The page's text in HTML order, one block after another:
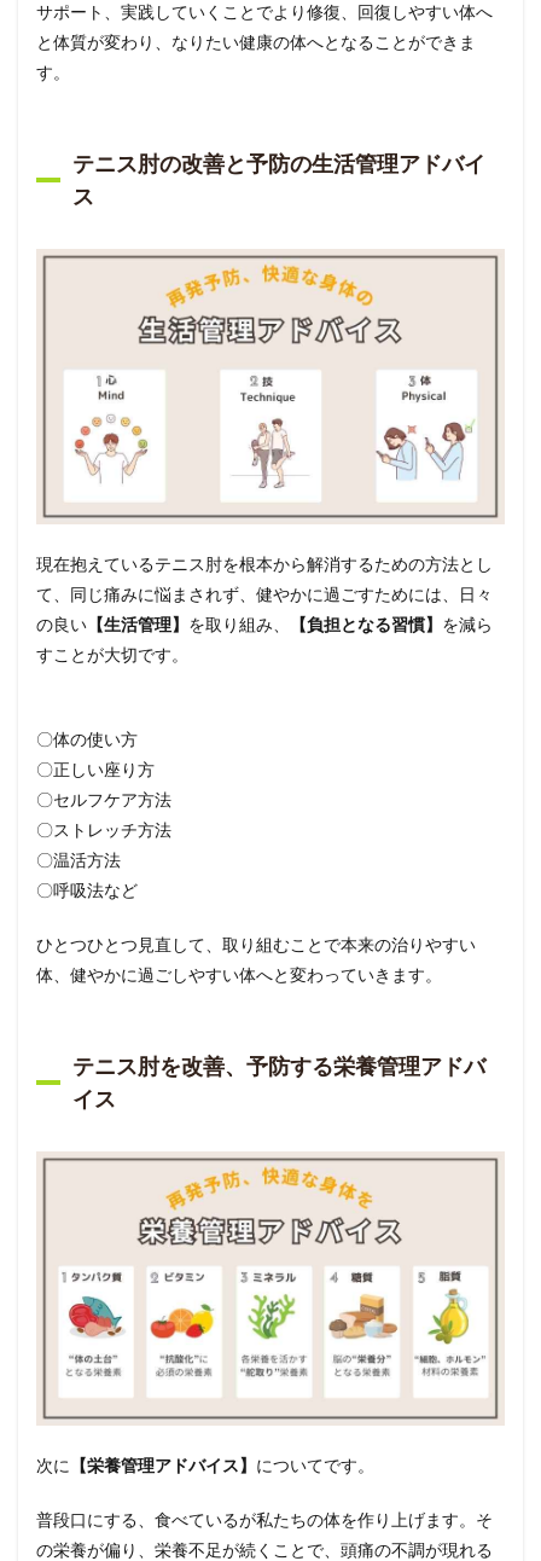
サポート、実践していくことでより修復、回復しやすい体へ
と体質が変わり、なりたい健康の体へとなることができま
す。
テニス肘の改善と予防の生活管理アドバイ
ス
現在抱えているテニス肘を根本から解消するための方法とし
て、同じ痛みに悩まされず、健やかに過ごすためには、日々
の良い 【生活管理】 を取り組み、 【負担となる習慣】 を減ら
すことが大切です。
〇体の使い方
〇正しい座り方
〇セルフケア方法
〇ストレッチ方法
〇温活方法
〇呼吸法など
ひとつひとつ見直して、取り組むことで本来の治りやすい
体、健やかに過ごしやすい体へと変わっていきます。
テニス肘を改善、予防する栄養管理アドバ
イス
次に 【栄養管理アドバイス】 についてです。
普段口にする、食べているが私たちの体を作り上げます。そ
の栄養が偏り、栄養不足が続くことで、頭痛の不調が現れる